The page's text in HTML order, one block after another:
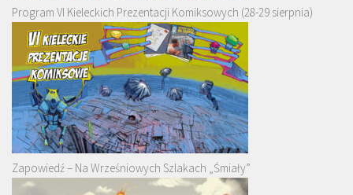
Program VI Kieleckich Prezentacji Komiksowych (28-29 sierpnia)
Zapowiedź – Na Wrześniowych Szlakach „Śmiały”